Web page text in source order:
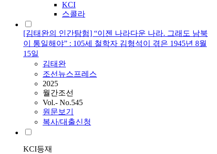
KCI
스콜라
[김태완의 인간탐험] “이젠 나라다운 나라. 그래도 남북
이 통일해야” : 105세 철학자 김형석이 겪은 1945년 8월
15일
김태완
조선뉴스프레스
2025
월간조선
Vol.- No.545
원문보기
복사/대출신청
KCI등재